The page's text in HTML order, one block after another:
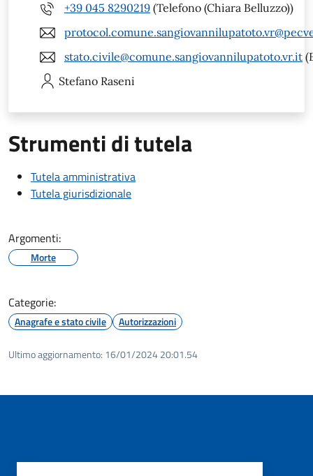
+39 045 8290219 (Telefono (Chiara Belluzzo))
stato.civile@comune.sangiovannilupatoto.vr.it
Stefano Raseni
Strumenti di tutela
Tutela amministrativa
Tutela giurisdizionale
Argomenti:
Morte
Categorie:
Anagrafe e stato civile Autorizzazioni
Ultimo aggiornamento: 16/01/2024 20:01.54